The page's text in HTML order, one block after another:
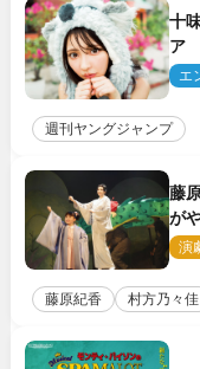
十
ア
エ
週刊ヤングジャンプ
藤
が
ば演
藤原紀香 村方乃々佳